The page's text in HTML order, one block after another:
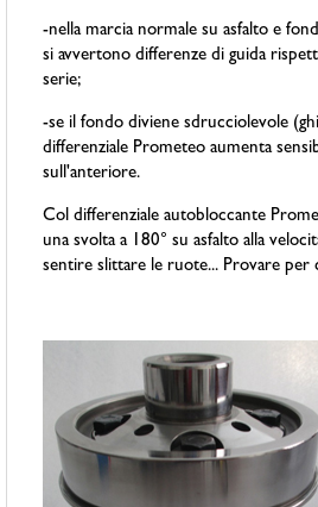
-nella marcia normale su asfalto e
si avvertono differenze di guida
serie;
-se il fondo diviene sdrucciolevole
differenziale Prometeo aumenta
sull'anteriore.
Col differenziale autobloccante
una svolta a 180° su asfalto alla
sentire slittare le ruote... Provare per